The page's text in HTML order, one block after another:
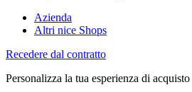
Azienda
Altri nice Shops
Recedere dal contratto
Personalizza la tua esperienza di acquisto